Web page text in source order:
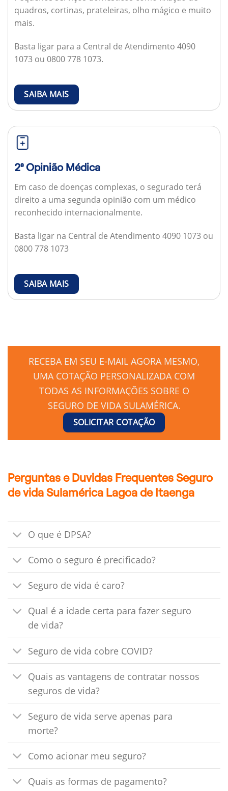
quadros, cortinas, prateleiras, olho mágico e muito
mais.
Basta ligar para a Central de Atendimento 4090
1073 ou 0800 778 1073.
SAIBA MAIS
2ª Opinião Médica
Em caso de doenças complexas, o segurado terá
direito a uma segunda opinião com um médico
reconhecido internacionalmente.
Basta ligar na Central de Atendimento 4090 1073 ou
0800 778 1073
SAIBA MAIS
RECEBA EM SEU E-MAIL AGORA MESMO,
UMA COTAÇÃO PERSONALIZADA COM
TODAS AS INFORMAÇÕES SOBRE O
SEGURO DE VIDA SULAMÉRICA.
SOLICITAR COTAÇÃO
Perguntas e Duvidas Frequentes Seguro
de vida Sulamérica Lagoa de Itaenga
O que é DPSA?
Como o seguro é precificado?
Seguro de vida é caro?
Qual é a idade certa para fazer seguro
de vida?
Seguro de vida cobre COVID?
Quais as vantagens de contratar nossos
seguros de vida?
Seguro de vida serve apenas para
morte?
Como acionar meu seguro?
Quais as formas de pagamento?